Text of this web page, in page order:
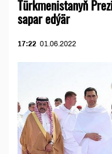
Türkmenistanyň
sapar edýär
17:22 01.06.2022